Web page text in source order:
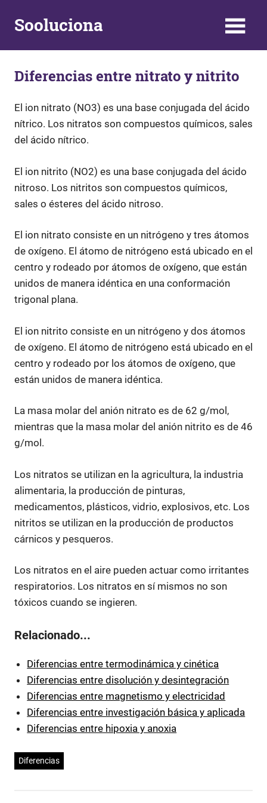
Sooluciona
Soluciones
de
la
vida
Diferencias entre nitrato y nitrito
El ion nitrato (NO3) es una base conjugada del ácido
nítrico. Los nitratos son compuestos químicos, sales
del ácido nítrico.
El ion nitrito (NO2) es una base conjugada del ácido
nitroso. Los nitritos son compuestos químicos,
sales o ésteres del ácido nitroso.
El ion nitrato consiste en un nitrógeno y tres átomos
de oxígeno. El átomo de nitrógeno está ubicado en el
centro y rodeado por átomos de oxígeno, que están
unidos de manera idéntica en una conformación
trigonal plana.
El ion nitrito consiste en un nitrógeno y dos átomos
de oxígeno. El átomo de nitrógeno está ubicado en el
centro y rodeado por los átomos de oxígeno, que
están unidos de manera idéntica.
La masa molar del anión nitrato es de 62 g/mol,
mientras que la masa molar del anión nitrito es de 46
g/mol.
Los nitratos se utilizan en la agricultura, la industria
alimentaria, la producción de pinturas,
medicamentos, plásticos, vidrio, explosivos, etc. Los
nitritos se utilizan en la producción de productos
cárnicos y pesqueros.
Los nitratos en el aire pueden actuar como irritantes
respiratorios. Los nitratos en sí mismos no son
tóxicos cuando se ingieren.
Relacionado...
Diferencias entre termodinámica y cinética
Diferencias entre disolución y desintegración
Diferencias entre magnetismo y electricidad
Diferencias entre investigación básica y aplicada
Diferencias entre hipoxia y anoxia
Diferencias